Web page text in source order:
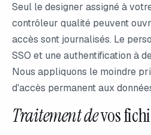
Seul le designer assigné à
contrôleur qualité peuvent
accès sont journalisés. Le
SSO et une authentification à
Nous appliquons le moindre
d'accès permanent aux
Traitement devos